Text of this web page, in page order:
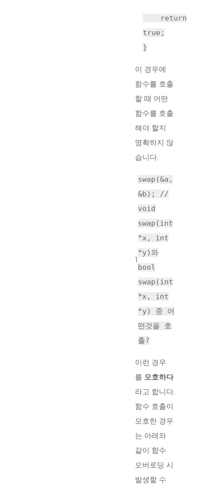
return
true ;
}
이 경우에
함수를 호출
할 때 어떤
함수를 호출
해야 할지
명확하지 않
습니다.
1
swap(&a,
&b); //
void
swap(int
*x, int
*y)와
bool
swap(int
*x, int
*y) 중 어
떤것을 호
출?
이런 경우
를 모호하다
라고 합니다.
함수 호출이
모호한 경우
는 아래와
같이 함수
오버로딩 시
발생할 수